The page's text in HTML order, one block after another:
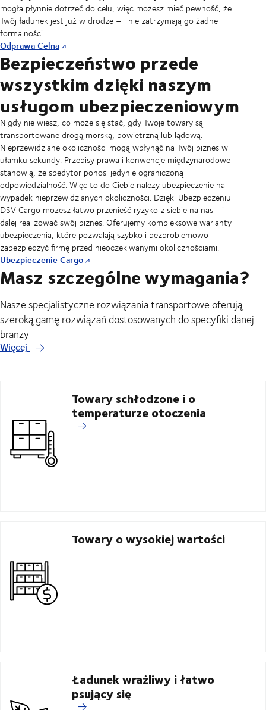
mogła płynnie dotrzeć do celu, więc możesz mieć pewność, że
Twój ładunek jest już w drodze – i nie zatrzymają go żadne
formalności.
Odprawa Celna
Bezpieczeństwo przede
wszystkim dzięki naszym
usługom ubezpieczeniowym
Nigdy nie wiesz, co może się stać, gdy Twoje towary są
transportowane drogą morską, powietrzną lub lądową.
Nieprzewidziane okoliczności mogą wpłynąć na Twój biznes w
ułamku sekundy. Przepisy prawa i konwencje międzynarodowe
stanowią, że spedytor ponosi jedynie ograniczoną
odpowiedzialność. Więc to do Ciebie należy ubezpieczenie na
wypadek nieprzewidzianych okoliczności. Dzięki Ubezpieczeniu
DSV Cargo możesz łatwo przenieść ryzyko z siebie na nas - i
dalej realizować swój biznes. Oferujemy kompleksowe warianty
ubezpieczenia, które pozwalają szybko i bezproblemowo
zabezpieczyć firmę przed nieoczekiwanymi okolicznościami.
Ubezpieczenie Cargo
Masz szczególne wymagania?
Nasze specjalistyczne rozwiązania transportowe oferują
szeroką gamę rozwiązań dostosowanych do specyfiki danej
branży
Więcej
Towary schłodzone i o
temperaturze otoczenia
Towary o wysokiej wartości
Ładunek wrażliwy i łatwo
psujący się